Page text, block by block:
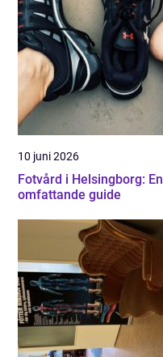
10 juni 2026
Fotvård i Helsingborg: En
omfattande guide